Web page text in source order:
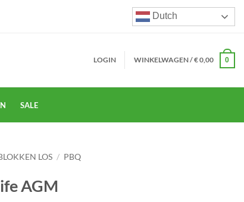
Dutch
LOGIN WINKELWAGEN /€0,00 0
SALE
LOS / PBQ
AGM